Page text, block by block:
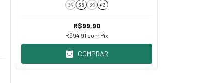
34 35 36 + 3
R$99,90
R$94,91 com Pix
COMPRAR